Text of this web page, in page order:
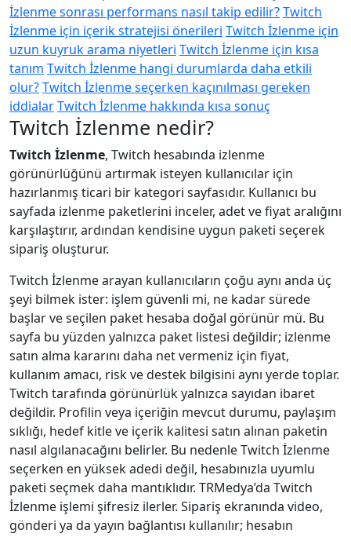
İzlenme sonrası performans nasıl takip edilir?Twitch
İzlenme için içerik stratejisi önerileri Twitch İzlenme için
uzun kuyruk arama niyetleri Twitch İzlenme için kısa
tanım Twitch İzlenme hangi durumlarda daha etkili
olur?Twitch İzlenme seçerken kaçınılması gereken
iddialarTwitch İzlenme hakkında kısa sonuç
Twitch İzlenme nedir?
Twitch İzlenme, Twitch hesabında izlenme
görünürlüğünü artırmak isteyen kullanıcılar için
hazırlanmış ticari bir kategori sayfasıdır. Kullanıcı bu
sayfada izlenme paketlerini inceler, adet ve fiyat aralığını
karşılaştırır, ardından kendisine uygun paketi seçerek
sipariş oluşturur.
Twitch İzlenme arayan kullanıcıların çoğu aynı anda üç
şeyi bilmek ister: işlem güvenli mi, ne kadar sürede
başlar ve seçilen paket hesaba doğal görünür mü. Bu
sayfa bu yüzden yalnızca paket listesi değildir; izlenme
satın alma kararını daha net vermeniz için fiyat,
kullanım amacı, risk ve destek bilgisini aynı yerde toplar.
Twitch tarafında görünürlük yalnızca sayıdan ibaret
değildir. Profilin veya içeriğin mevcut durumu, paylaşım
sıklığı, hedef kitle ve içerik kalitesi satın alınan paketin
nasıl algılanacağını belirler. Bu nedenle Twitch İzlenme
seçerken en yüksek adedi değil, hesabınızla uyumlu
paketi seçmek daha mantıklıdır. TRMedya’da Twitch
İzlenme işlemi şifresiz ilerler. Sipariş ekranında video,
gönderi ya da yayın bağlantısı kullanılır; hesabın